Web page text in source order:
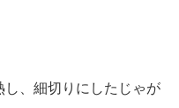
、細切りにしたじゃが